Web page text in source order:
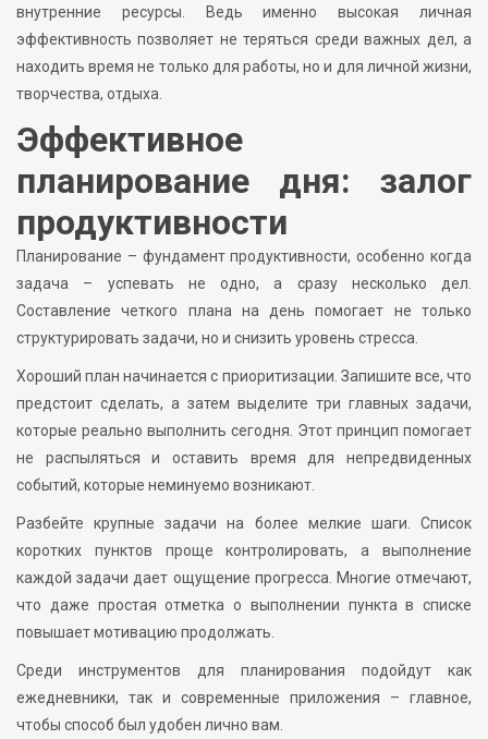
внутренние ресурсы. Ведь именно высокая личная
эффективность позволяет не теряться среди важных дел, а
находить время не только для работы, но и для личной жизни,
творчества, отдыха.
Эффективное
планирование дня: залог
продуктивности
Планирование – фундамент продуктивности, особенно когда
задача – успевать не одно, а сразу несколько дел.
Составление четкого плана на день помогает не только
структурировать задачи, но и снизить уровень стресса.
Хороший план начинается с приоритизации. Запишите все, что
предстоит сделать, а затем выделите три главных задачи,
которые реально выполнить сегодня. Этот принцип помогает
не распыляться и оставить время для непредвиденных
событий, которые неминуемо возникают.
Разбейте крупные задачи на более мелкие шаги. Список
коротких пунктов проще контролировать, а выполнение
каждой задачи дает ощущение прогресса. Многие отмечают,
что даже простая отметка о выполнении пункта в списке
повышает мотивацию продолжать.
Среди инструментов для планирования подойдут как
ежедневники, так и современные приложения – главное,
чтобы способ был удобен лично вам.